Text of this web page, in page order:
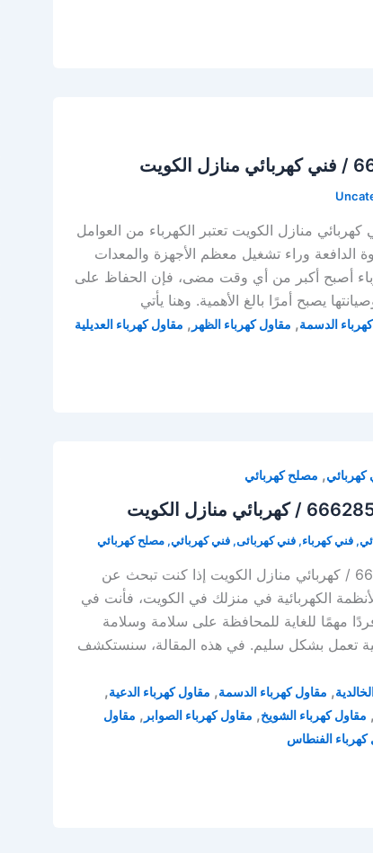
هندي / 66628579 / فني كهربائي منازل الكويت تعتبر الكهرباء من العوامل
الدافعة وراء تشغيل معظم الأجهزة والمعدات
أصبح أكبر من أي وقت مضى، فإن الحفاظ على
يصبح أمرًا بالغ الأهمية. وهنا يأتي
الدسمة, مقاول كهرباء الظهر , مقاول كهرباء العديلية
كهربائي, مصلح كهربائي
, فني كهرباء, فني كهربائى, فني كهربائي, مصلح كهربائي
فني صيانة كهرباء الكويت / 66628579 / كهربائي منازل الكويت إذا كنت تبحث عن
الكهربائية في منزلك في الكويت، فأنت في
مهمًا للغاية للمحافظة على سلامة وسلامة
تعمل بشكل سليم. في هذه المقالة، سنستكشف
, مقاول كهرباء الدسمة, مقاول كهرباء الدعية,
, مقاول كهرباء الشويخ, مقاول كهرباء الصوابر , مقاول
كهرباء الفنطاس